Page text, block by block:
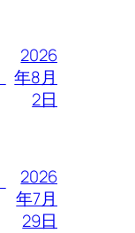
2026
年8月
2日
2026
年7月
29日